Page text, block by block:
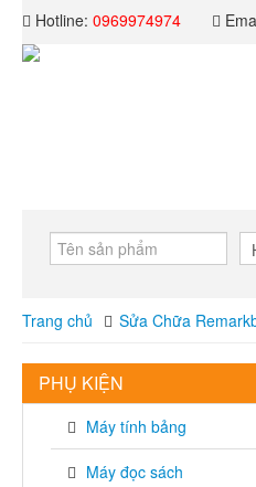
Hotline: 0969974974
Trang chủ Sửa Chữa
PHỤ KIỆN
Máy tính bảng
Máy đọc sách